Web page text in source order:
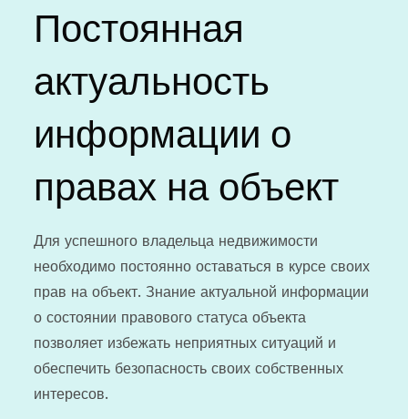
Постоянная
актуальность
информации о
правах на объект
Для успешного владельца недвижимости
необходимо постоянно оставаться в курсе своих
прав на объект. Знание актуальной информации
о состоянии правового статуса объекта
позволяет избежать неприятных ситуаций и
обеспечить безопасность своих собственных
интересов.